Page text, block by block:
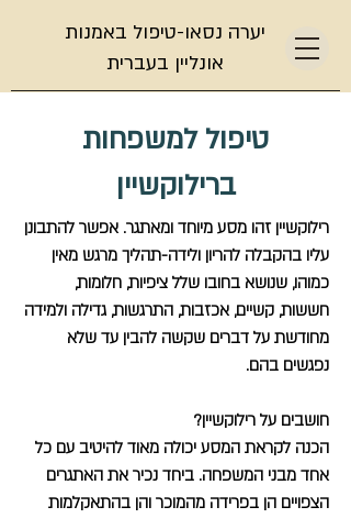
יערה נסאו-טיפול באמנות
אונליין בעברית
טיפול למשפחות
ברילוקשיין
רילוקשיין זהו מסע מיוחד ומאתגר. אפשר להתבונן
עליו בהקבלה להריון ולידה-תהליך מרגש מאין
כמוהו, שנושא בחובו שלל ציפיות, חלומות,
חששות, קשיים, אכזבות, התרגשות, גדילה ולמידה
מחודשת על דברים שקשה להבין עד שלא
נפגשים בהם.
חושבים על רילוקשיין?
הכנה לקראת המסע יכולה מאוד להיטיב עם כל
אחד מבני המשפחה. ביחד נכיר את האתגרים
הצפויים הן בפרידה מהמוכר והן בהתאקלמות